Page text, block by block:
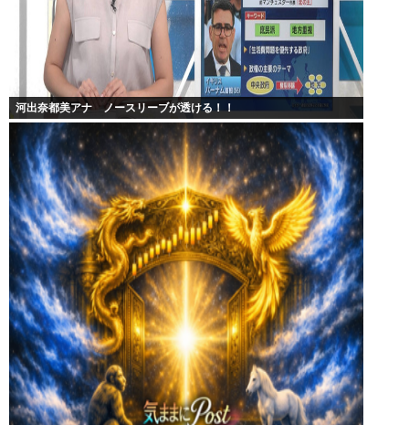
河出奈都美アナ ノースリーブが透ける！！